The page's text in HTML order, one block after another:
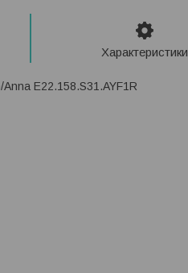
Характеристики
E22.158.S31.AYF1R